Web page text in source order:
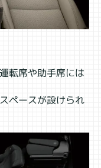
転席や助手席には
ペースが設けられ